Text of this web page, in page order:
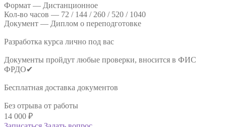
Формат — Дистанционное
Кол-во часов — 72 / 144 / 260 / 520 / 1040
Документ — Диплом о переподготовке
Разработка курса лично под вас
Документы пройдут любые проверки, вносится в ФИС
ФРДО✔
Бесплатная доставка документов
Без отрыва от работы
14 000 ₽